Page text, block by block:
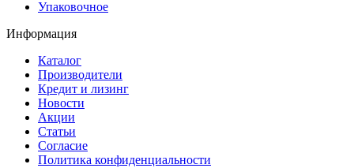
Упаковочное
Информация
Каталог
Производители
Кредит и лизинг
Новости
Акции
Статьи
Согласие
Политика конфиденциальности